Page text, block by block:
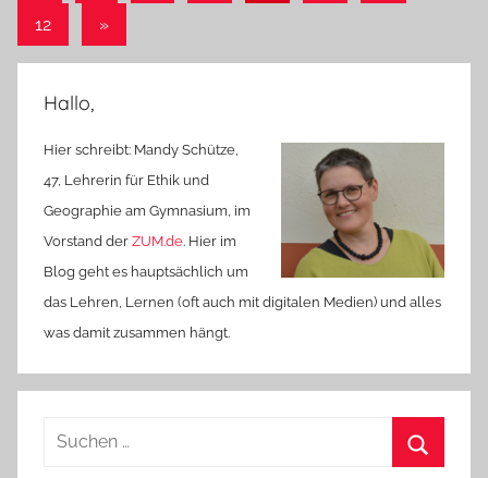
der
Beiträge
12
Nächste
»
Hallo,
Hier schreibt: Mandy Schütze,
47, Lehrerin für Ethik und
Geographie am Gymnasium, im
Vorstand der ZUM.de. Hier im
Blog geht es hauptsächlich um
das Lehren, Lernen (oft auch mit digitalen Medien) und alles
was damit zusammen hängt.
Suchen